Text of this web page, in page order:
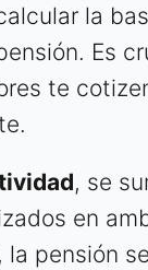
la
Es
te
, se
en
la pensión